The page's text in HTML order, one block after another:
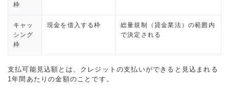
枠
キャッ
シング
枠
現金を借入する枠
総量規制（貸金業法）の範囲内
で決定される
支払可能見込額とは、クレジットの支払いができると見込まれる
1年間あたりの金額のことです。